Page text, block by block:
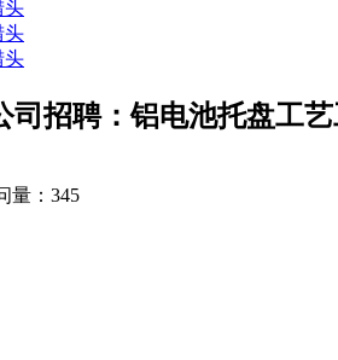
头
头
头
司招聘：铝电池托盘工
量： 345